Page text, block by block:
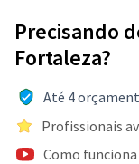
Precisando
Fortaleza?
Até 4
Profissionais
Como